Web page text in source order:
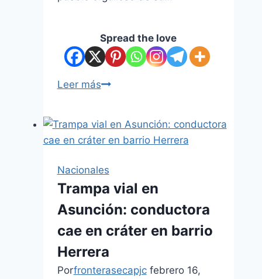
Spread the love
Leer más
Nacionales
Trampa vial en
Asunción: conductora
cae en cráter en barrio
Herrera
Porfronterasecapjc febrero 16,